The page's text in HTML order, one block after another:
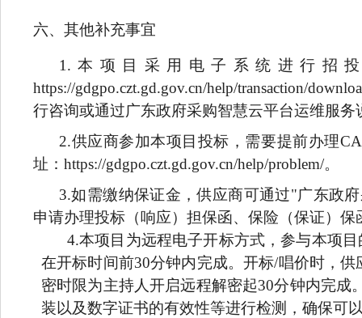
六、其他补充事宜
1. 本项目采用电子系统进行招
https://gdgpo.czt.gd.gov.cn/help/transaction/
行咨询或通过广东政府采购智慧云平台运维服
2.供应商参加本项目投标，需要提前办理
址：https://gdgpo.czt.gd.gov.cn/help/problem/。
3.如需缴纳保证金，供应商可通过"广东政府
申请办理投标（响应）担保函、保险（保证）保
4.本项目为远程电子开标方式，参与本项
在开标时间前30分钟内完成。开标/唱价时，
密时限为主持人开启远程解密起30分钟内完
装以及数字证书的有效性等进行检测，确保可